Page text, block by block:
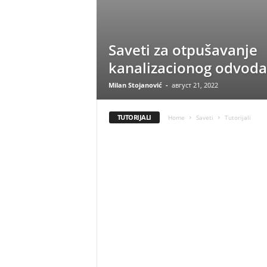
Saveti za otpušavanje
kanalizacionog odvoda
Milan Stojanović - август 21, 2022
TUTORIJALI Home Saveti Tutorijali